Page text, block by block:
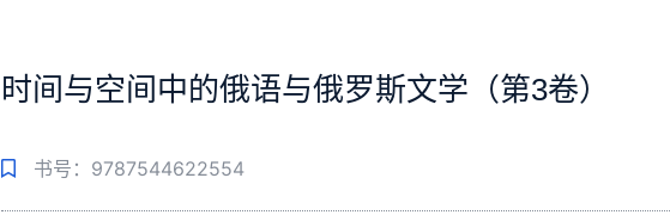
时间与空间中的俄语与俄罗斯文学（第3卷）
书号：9787544622554